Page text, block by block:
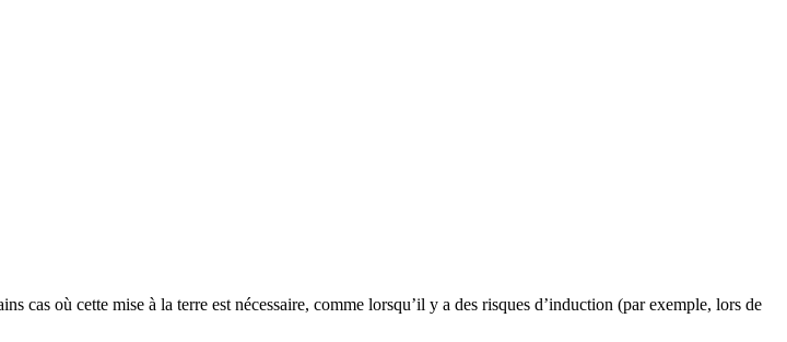
cas où cette mise à la terre est nécessaire, comme lorsqu’il y a des risques d’induction (par exemple, lors de